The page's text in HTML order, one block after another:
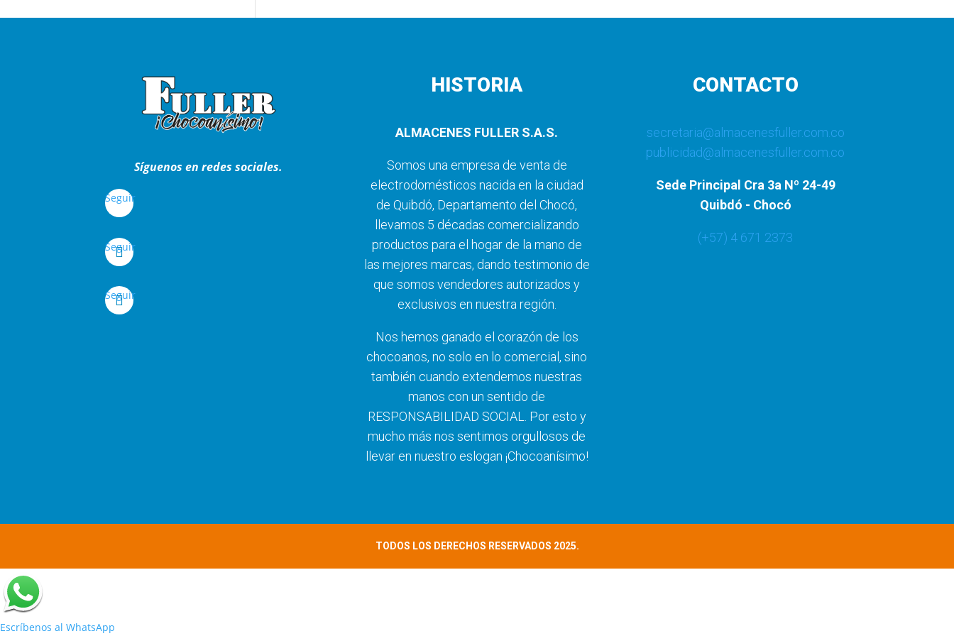
Síguenos en redes sociales.
Seguir
Seguir
Seguir
HISTORIA
ALMACENES FULLER S.A.S.
Somos una empresa de venta de
electrodomésticos nacida en la ciudad
de Quibdó, Departamento del Chocó,
llevamos 5 décadas comercializando
productos para el hogar de la mano de
las mejores marcas, dando testimonio de
que somos vendedores autorizados y
exclusivos en nuestra región.
Nos hemos ganado el corazón de los
chocoanos, no solo en lo comercial, sino
también cuando extendemos nuestras
manos con un sentido de
RESPONSABILIDAD SOCIAL. Por esto y
mucho más nos sentimos orgullosos de
llevar en nuestro eslogan ¡Chocoanísimo!
CONTACTO
secretaria@almacenesfuller.com.co
publicidad@almacenesfuller.com.co
Sede Principal Cra 3a Nº 24-49
Quibdó - Chocó
(+57) 4 671 2373
TODOS LOS DERECHOS RESERVADOS 2025.
Escríbenos al WhatsApp